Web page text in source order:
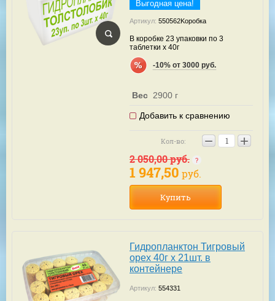
Выгодная цена!
Артикул: 550562Kоробка
В коробке 23 упаковки по 3
таблетки х 40г
-10% от 3000 руб.
Вес 2900 г
Добавить к сравнению
Кол-во: − +
2 050,00руб.
1 947,50 руб.
Купить
Гидропланктон Тигровый
орех 40г х 21шт. в
контейнере
Артикул: 554331